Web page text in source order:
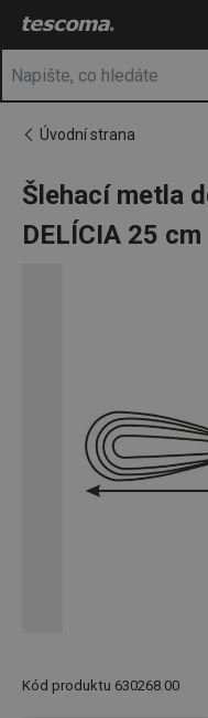
Nacházíte se na stránce
Úvodní strana
Šlehací metla
DELÍCIA 25 cm
Kód produktu 630268.00